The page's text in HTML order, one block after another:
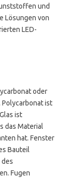
und
Lösungen von
LED-
oder
Polycarbonat ist
ist
das Material
hat. Fenster
Bauteil
Fugen